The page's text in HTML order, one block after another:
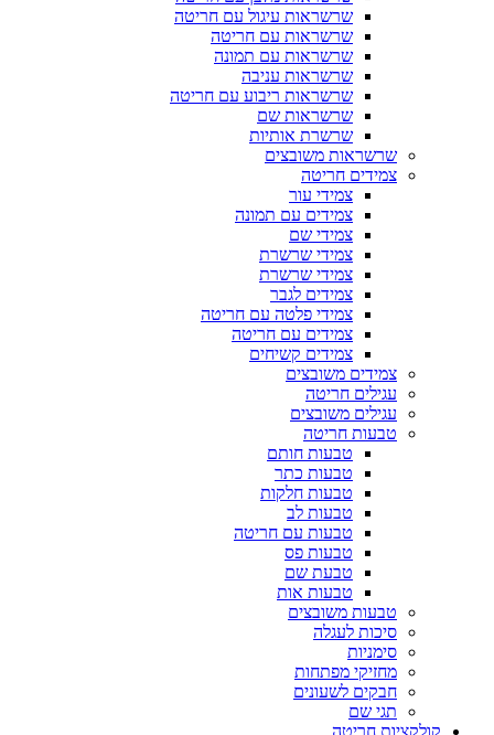
שרשראות עיגול עם חריטה
שרשראות עם חריטה
שרשראות עם תמונה
שרשראות עניבה
שרשראות ריבוע עם חריטה
שרשראות שם
שרשרת אותיות
שרשראות משובצים
צמידים חריטה
צמידי עור
צמידים עם תמונה
צמידי שם
צמידי שרשרת
צמידי שרשרת
צמידים לגבר
צמידי פלטה עם חריטה
צמידים עם חריטה
צמידים קשיחים
צמידים משובצים
עגילים חריטה
עגילים משובצים
טבעות חריטה
טבעות חותם
טבעות כתר
טבעות חלקות
טבעות לב
טבעות עם חריטה
טבעות פס
טבעת שם
טבעות אות
טבעות משובצים
סיכות לעגלה
סימניות
מחזיקי מפתחות
חבקים לשעונים
תגי שם
קולקציות חריטה